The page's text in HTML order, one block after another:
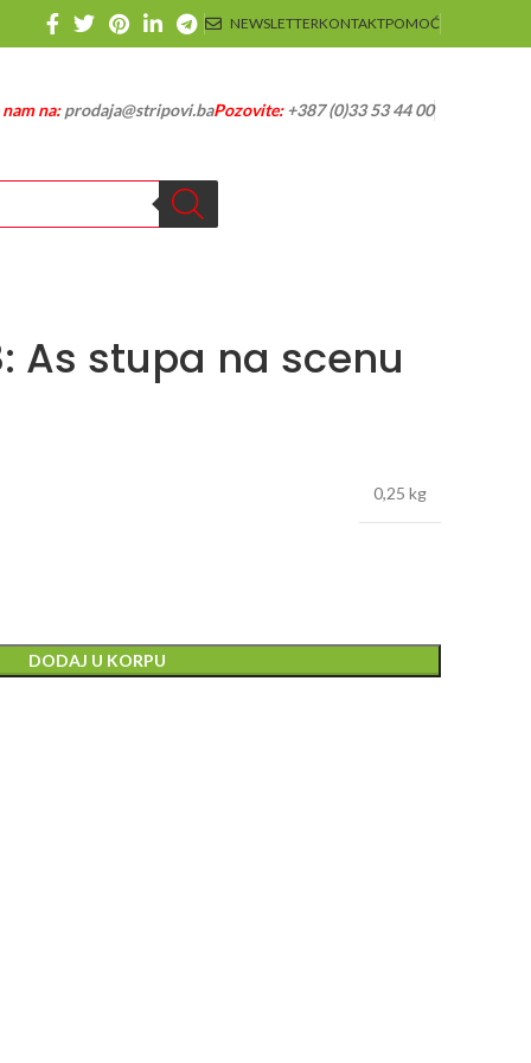
NEWSLETTERKONTAKTPOMOĆ
na:prodaja@stripovi.baPozovite:+387 (0)33 53 44 00
As stupa na scenu
0,25 kg
DODAJ U KORPU